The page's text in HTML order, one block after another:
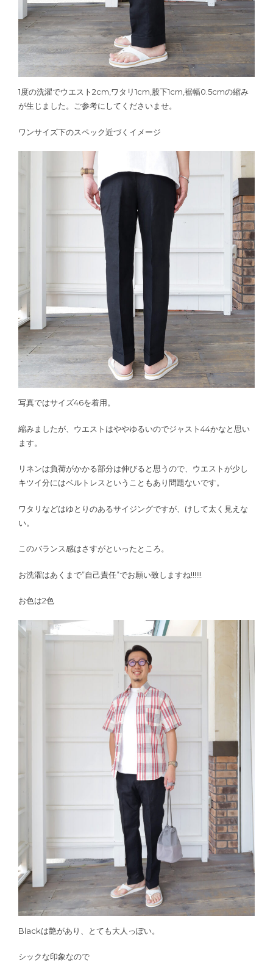
1度の洗濯でウエスト2cm,ワタリ1cm,股下1cm,裾幅0.5cmの縮み
が生じました。ご参考にしてくださいませ。
ワンサイズ下のスペック近づくイメージ
写真ではサイズ46を着用。
縮みましたが、ウエストはややゆるいのでジャスト44かなと思い
ます。
リネンは負荷がかかる部分は伸びると思うので、ウエストが少し
キツイ分にはベルトレスということもあり問題ないです。
ワタリなどはゆとりのあるサイジングですが、けして太く見えな
い。
このバランス感はさすがといったところ。
お洗濯はあくまで”自己責任”でお願い致しますね!!!!!!
お色は2色
Blackは艶があり、とても大人っぽい。
シックな印象なので